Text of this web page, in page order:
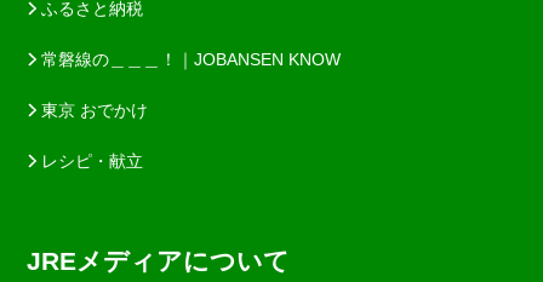
ふるさと納税
常磐線の＿＿＿！｜JOBANSEN KNOW
東京 おでかけ
レシピ・献立
JREメディアについて